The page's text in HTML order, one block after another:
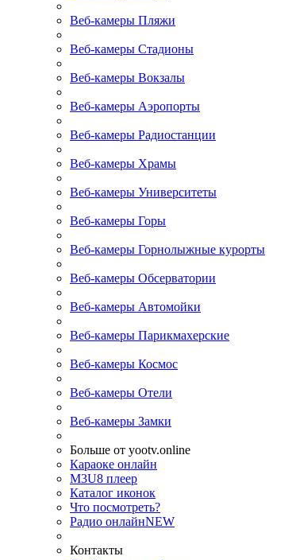
Веб-камеры Пляжи
Веб-камеры Стадионы
Веб-камеры Вокзалы
Веб-камеры Аэропорты
Веб-камеры Радиостанции
Веб-камеры Храмы
Веб-камеры Университеты
Веб-камеры Горы
Веб-камеры Горнолыжные курорты
Веб-камеры Обсерватории
Веб-камеры Автомойки
Веб-камеры Парикмахерские
Веб-камеры Космос
Веб-камеры Отели
Веб-камеры Замки
Больше от yootv.online
Караоке онлайн
M3U8 плеер
Каталог иконок
Что посмотреть?
Радио онлайнNEW
Контакты